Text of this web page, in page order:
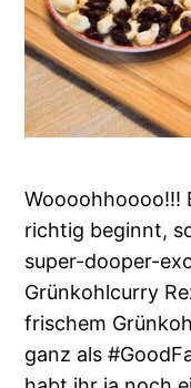
Woooohhoooo!!!
richtig beginnt,
super-dooper-
Grünkohlcurry
frischem
ganz als